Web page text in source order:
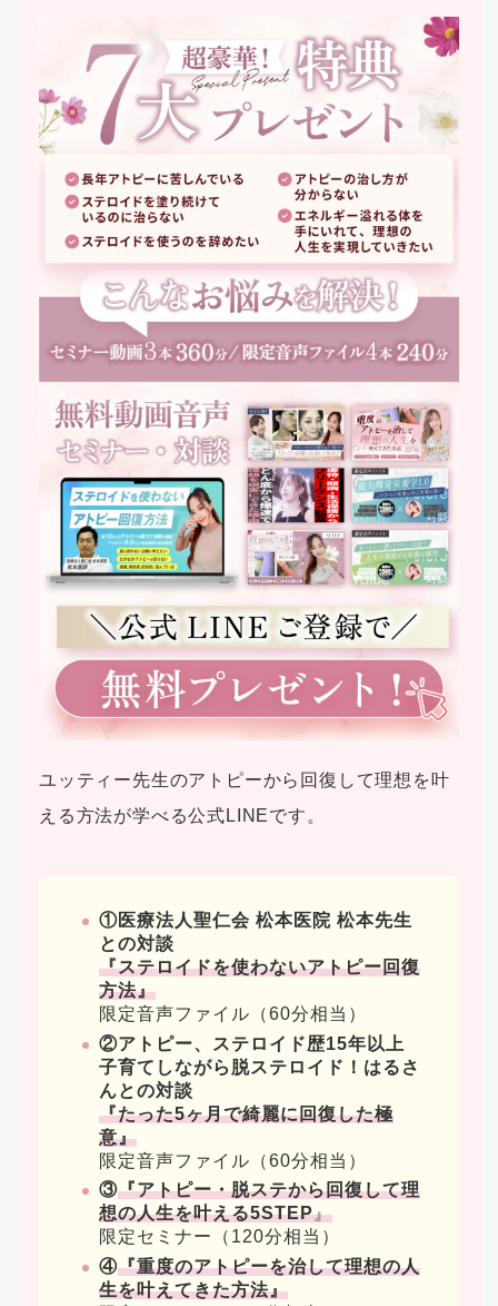
ユッティー先生のアトピーから回復して理想を叶
える方法が学べる公式LINEです。
①医療法人聖仁会 松本医院 松本先生
との対談
『ステロイドを使わないアトピー回復
方法』
限定音声ファイル（60分相当）
②アトピー、ステロイド歴15年以上
子育てしながら脱ステロイド！はるさ
んとの対談
『たった5ヶ月で綺麗に回復した極
意』
限定音声ファイル（60分相当）
③『アトピー・脱ステから回復して理
想の人生を叶える5STEP』
限定セミナー（120分相当）
④『重度のアトピーを治して理想の人
生を叶えてきた方法』